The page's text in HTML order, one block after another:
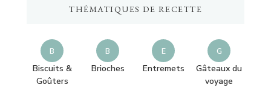
THÉMATIQUES DE RECETTE
B
Biscuits &
Goûters
B
Brioches
E
Entremets
G
Gâteaux du
voyage